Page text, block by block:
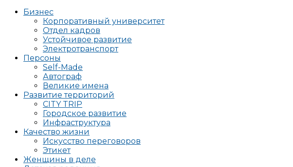
Бизнес
Корпоративный университет
Отдел кадров
Устойчивое развитие
Электротранспорт
Персоны
Self-Made
Автограф
Великие имена
Развитие территорий
CITY TRIP
Городское развитие
Инфраструктура
Качество жизни
Искусство переговоров
Этикет
Женщины в деле